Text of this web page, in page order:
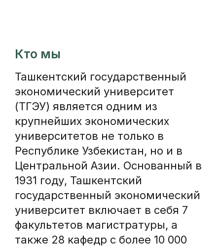
Кто мы
Ташкентский государственный
экономический университет
(ТГЭУ) является одним из
крупнейших экономических
университетов не только в
Республике Узбекистан, но и в
Центральной Азии. Основанный в
1931 году, Ташкентский
государственный экономический
университет включает в себя 7
факультетов магистратуры, а
также 28 кафедр с более 10 000